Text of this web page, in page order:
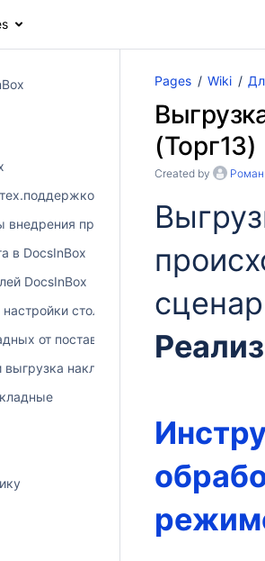
продуктов
в DocsInBox
DocsInBox
столбцов
от поставщика в DocsInBox
выгрузка накладных в учетную систему
Pages Wiki
(Торг13)
Created by